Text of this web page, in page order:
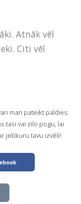
Atnāk vēl
Citi vēl
man pateikt paldies.
tasi vai zilo pogu, lai
jebkuru tavu izvēli!